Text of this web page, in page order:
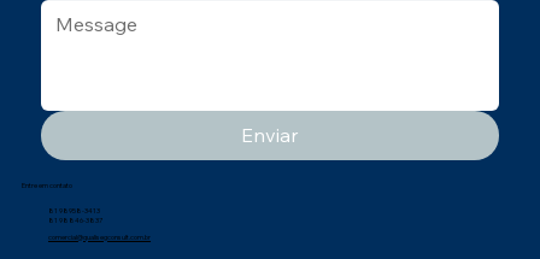
Enviar
Entre em contato
81 98958-3413
81 98846-3837
comercial@qualisegconsult.com.br